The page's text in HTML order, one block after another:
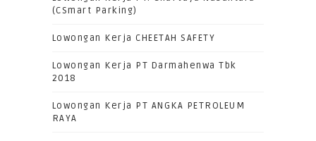
(CSmart Parking)
Lowongan Kerja CHEETAH SAFETY
Lowongan Kerja PT Darmahenwa Tbk
2018
Lowongan Kerja PT ANGKA PETROLEUM
RAYA